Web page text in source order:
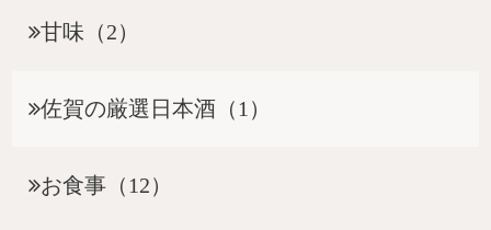
甘味（2）
佐賀の厳選日本酒（1）
お食事（12）